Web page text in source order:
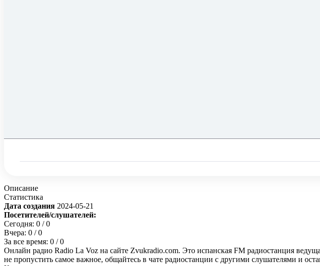
Описание
Статистика
Дата создания 2024-05-21
Посетителей/слушателей:
Сегодня: 0 / 0
Вчера: 0 / 0
За все время: 0 / 0
Онлайн радио Radio La Voz на сайте Zvukradio.com. Это испанская FM радиостанция
не пропустить самое важное, общайтесь в чате радиостанции с другими слушателями и